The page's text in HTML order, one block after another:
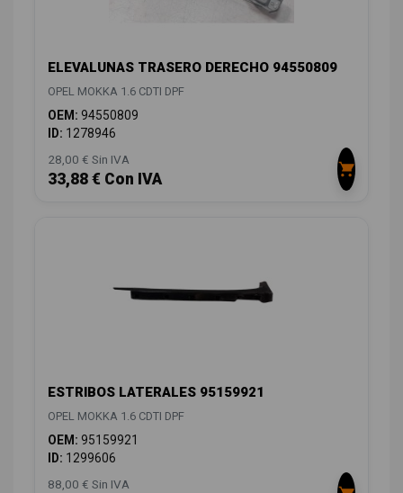
ELEVALUNAS TRASERO DERECHO 94550809
OPEL MOKKA 1.6 CDTI DPF
OEM: 94550809
ID: 1278946
28,00 € Sin IVA
33,88 € Con IVA
ESTRIBOS LATERALES 95159921
OPEL MOKKA 1.6 CDTI DPF
OEM: 95159921
ID: 1299606
88,00 € Sin IVA